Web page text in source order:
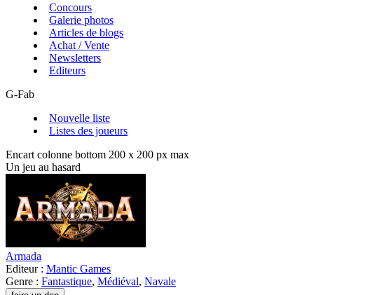
Concours
Galerie photos
Articles de blogs
Achat / Vente
Newsletters
Editeurs
G-Fab
Nouvelle liste
Listes des joueurs
Encart colonne bottom 200 x 200 px max
Un jeu au hasard
Armada
Editeur : Mantic Games
Genre : Fantastique, Médiéval, Navale